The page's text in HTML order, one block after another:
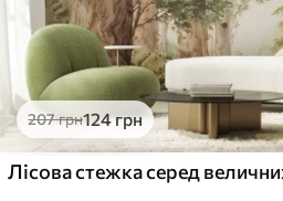
207грн124грн